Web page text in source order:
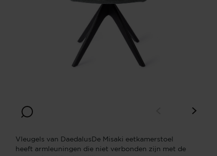
Vleugels van DaedalusDe Misaki eetkamerstoel
heeft armleuningen die niet verbonden zijn met de